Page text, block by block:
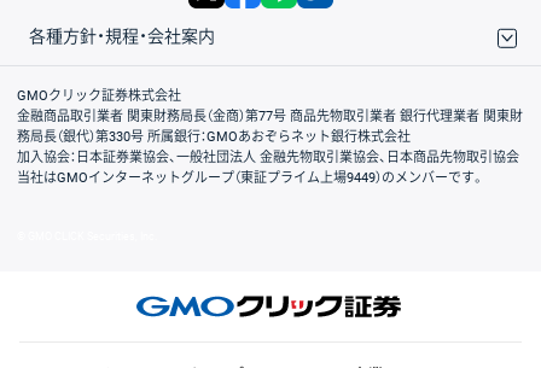
各種方針・規程・会社案内
取引規程・約款
サイトマップ
その他のご案内
個人情報保護方針
最良執行方針
サイトのご利用について
ディスクレイマー
信託保全
リスク説明
会社案内
GMOクリック証券株式会社
金融商品取引業者 関東財務局長（金商）第77号 商品先物取引業者 銀行代理業者 関東財
務局長（銀代）第330号 所属銀行：GMOあおぞらネット銀行株式会社
加入協会：日本証券業協会、一般社団法人 金融先物取引業協会、日本商品先物取引協会
当社はGMOインターネットグループ（東証プライム上場9449）のメンバーです。